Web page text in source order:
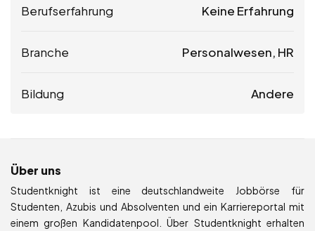
Berufserfahrung Keine Erfahrung
Branche Personalwesen, HR
Bildung Andere
Über uns
Studentknight ist eine deutschlandweite Jobbörse für
Studenten, Azubis und Absolventen und ein Karriereportal mit
einem großen Kandidatenpool. Über Studentknight erhalten